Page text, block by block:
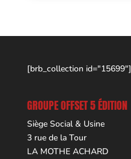
[brb_collection id="15699"]
GROUPE OFFSET 5 ÉDITION
Siège Social & Usine
3 rue de la Tour
LA MOTHE ACHARD